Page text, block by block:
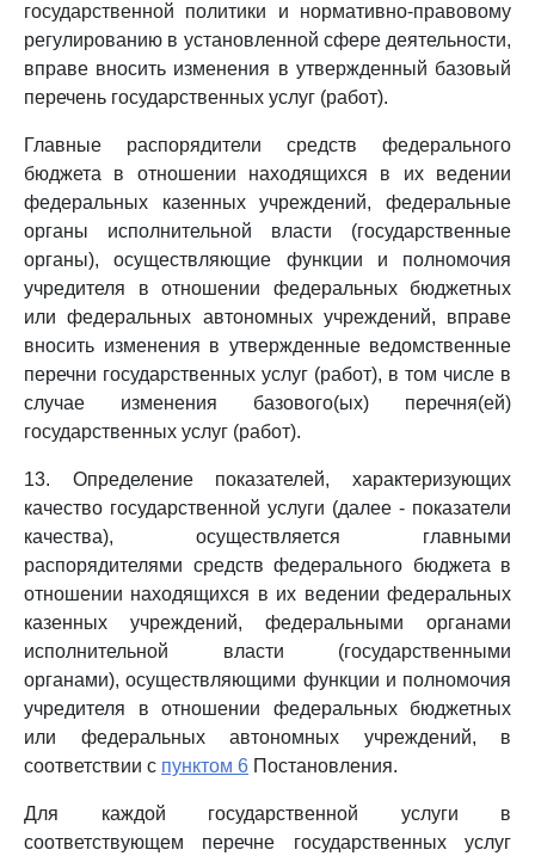
государственной политики и нормативно-правовому
регулированию в установленной сфере деятельности,
вправе вносить изменения в утвержденный базовый
перечень государственных услуг (работ).
Главные распорядители средств федерального
бюджета в отношении находящихся в их ведении
федеральных казенных учреждений, федеральные
органы исполнительной власти (государственные
органы), осуществляющие функции и полномочия
учредителя в отношении федеральных бюджетных
или федеральных автономных учреждений, вправе
вносить изменения в утвержденные ведомственные
перечни государственных услуг (работ), в том числе в
случае изменения базового(ых) перечня(ей)
государственных услуг (работ).
13. Определение показателей, характеризующих
качество государственной услуги (далее - показатели
качества), осуществляется главными
распорядителями средств федерального бюджета в
отношении находящихся в их ведении федеральных
казенных учреждений, федеральными органами
исполнительной власти (государственными
органами), осуществляющими функции и полномочия
учредителя в отношении федеральных бюджетных
или федеральных автономных учреждений, в
соответствии с пунктом 6 Постановления.
Для каждой государственной услуги в
соответствующем перечне государственных услуг